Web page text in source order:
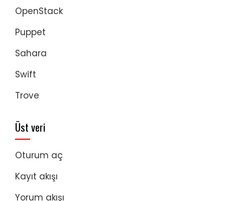
OpenStack
Puppet
Sahara
Swift
Trove
Üst veri
Oturum aç
Kayıt akışı
Yorum akışı